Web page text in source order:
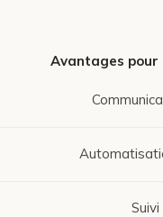
Avantages pour